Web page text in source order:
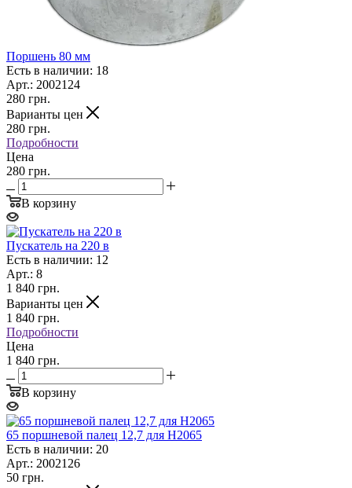
Поршень 80 мм
Есть в наличии: 18
Арт.: 2002124
280 грн.
Варианты цен
280 грн.
Подробности
Цена
280 грн.
В корзину
Пускатель на 220 в
Есть в наличии: 12
Арт.: 8
1 840 грн.
Варианты цен
1 840 грн.
Подробности
Цена
1 840 грн.
В корзину
65 поршневой палец 12,7 для H2065
Есть в наличии: 20
Арт.: 2002126
50 грн.